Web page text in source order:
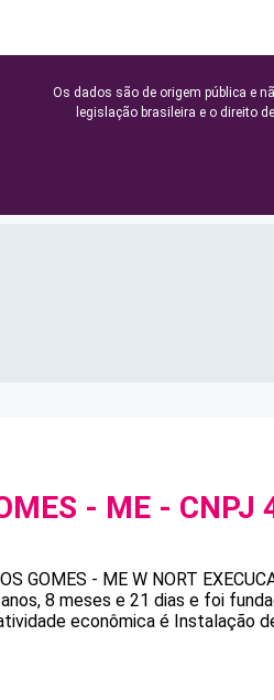
Os dados são de origem pública e
legislação brasileira e o direito
- ME - CNPJ
GOMES - ME W NORT
anos, 8 meses e 21 dias e foi
econômica é Instalação